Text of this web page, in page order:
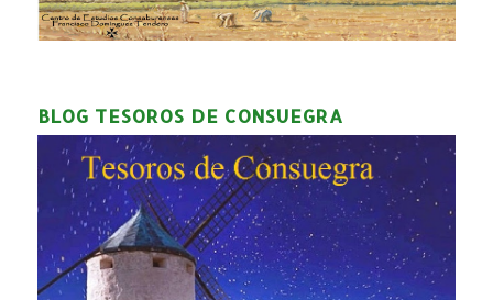
BLOG TESOROS DE CONSUEGRA